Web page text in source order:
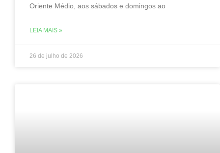
Oriente Médio, aos sábados e domingos ao
LEIA MAIS »
26 de julho de 2026